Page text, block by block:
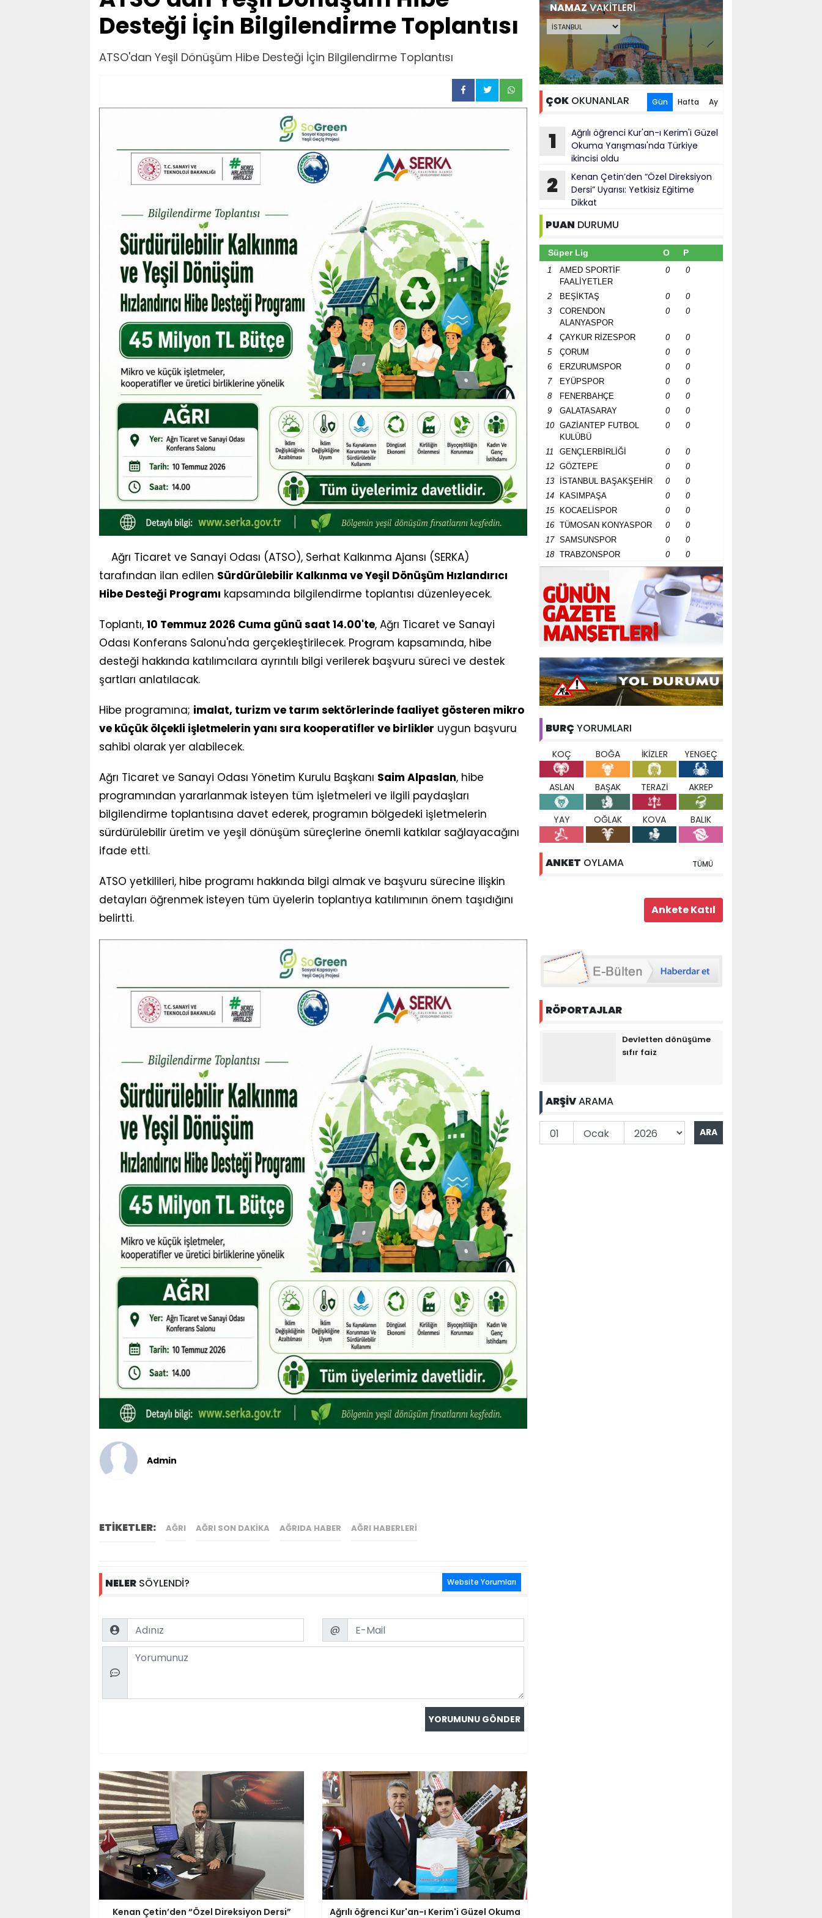
Desteği İçin Bilgilendirme Toplantısı
ATSO'dan Yeşil Dönüşüm Hibe Desteği İçin Bilgilendirme Toplantısı
Ağrı Ticaret ve Sanayi Odası (ATSO), Serhat Kalkınma Ajansı (SERKA)
tarafından ilan edilen Sürdürülebilir Kalkınma ve Yeşil Dönüşüm Hızlandırıcı
Hibe Desteği Programı kapsamında bilgilendirme toplantısı düzenleyecek.
Toplantı, 10 Temmuz 2026 Cuma günü saat 14.00'te, Ağrı Ticaret ve Sanayi
Odası Konferans Salonu'nda gerçekleştirilecek. Program kapsamında, hibe
desteği hakkında katılımcılara ayrıntılı bilgi verilerek başvuru süreci ve destek
şartları anlatılacak.
Hibe programına; imalat, turizm ve tarım sektörlerinde faaliyet gösteren mikro
ve küçük ölçekli işletmelerin yanı sıra kooperatifler ve birlikler uygun başvuru
sahibi olarak yer alabilecek.
Ağrı Ticaret ve Sanayi Odası Yönetim Kurulu Başkanı Saim Alpaslan, hibe
programından yararlanmak isteyen tüm işletmeleri ve ilgili paydaşları
bilgilendirme toplantısına davet ederek, programın bölgedeki işletmelerin
sürdürülebilir üretim ve yeşil dönüşüm süreçlerine önemli katkılar sağlayacağını
ifade etti.
ATSO yetkilileri, hibe programı hakkında bilgi almak ve başvuru sürecine ilişkin
detayları öğrenmek isteyen tüm üyelerin toplantıya katılımının önem taşıdığını
belirtti.
Admin
ETİKETLER: AĞRI AĞRI SON DAKIKA AĞRIDA HABER AĞRI HABERLERI
NELER SÖYLENDİ? Website Yorumları
Name Email
@
Comment
Kenan Çetin’den “Özel Direksiyon Dersi” Ağrılı öğrenci Kur'an-ı Kerim'i Güzel Okuma
NAMAZVAKİTLERİ
ÇOK OKUNANLAR Gün Hafta Ay
1
Ağrılı öğrenci Kur'an-ı Kerim'i Güzel
Okuma Yarışması'nda Türkiye
ikincisi oldu
2
Kenan Çetin’den “Özel Direksiyon
Dersi” Uyarısı: Yetkisiz Eğitime
Dikkat
PUAN DURUMU
Süper Lig O P
1
AMED SPORTİF
FAALİYETLER
0 0
2 BEŞİKTAŞ 0
0
3
CORENDON
ALANYASPOR
0 0
4 ÇAYKUR RİZESPOR 0
0
5
ÇORUM 0
0
6
ERZURUMSPOR 0
0
7
EYÜPSPOR 0
0
8
FENERBAHÇE 0
0
9
GALATASARAY 0
0
10
GAZİANTEP FUTBOL
KULÜBÜ
0 0
11 GENÇLERBİRLİĞİ 0
0
12
GÖZTEPE 0
0
13
İSTANBUL BAŞAKŞEHİR 0
0
14
KASIMPAŞA 0
0
15
KOCAELİSPOR 0
0
16
TÜMOSAN KONYASPOR 0
0
17
SAMSUNSPOR 0
0
18
TRABZONSPOR 0 0
BURÇ YORUMLARI
KOÇ BOĞA İKİZLER YENGEÇ
ASLAN BAŞAK TERAZİ AKREP
YAY OĞLAK KOVA BALIK
ANKET OYLAMA TÜMÜ
RÖPORTAJLAR
Devletten dönüşüme
sıfır faiz
ARŞİVARAMA